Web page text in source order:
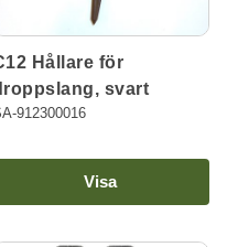
Hållare för
svart
912300016
Visa